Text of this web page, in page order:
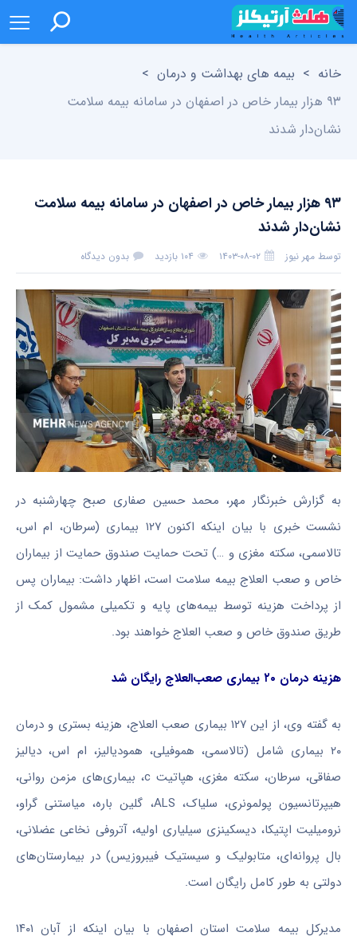
خانه > بیمه های بهداشت و درمان >
۹۳ هزار بیمار خاص در اصفهان در سامانه بیمه سلامت
نشان‌دار شدند
۹۳ هزار بیمار خاص در اصفهان در سامانه بیمه سلامت
نشان‌دار شدند
توسط مهر نیوز ۱۴۰۳-۰۸-۰۲ ۱۰۴ بازدید بدون دیدگاه
به گزارش خبرنگار مهر، محمد حسین صفاری صبح چهارشنبه در
نشست خبری با بیان اینکه اکنون ۱۲۷ بیماری (سرطان، ام اس،
تالاسمی، سکته مغزی و …) تحت حمایت صندوق حمایت از بیماران
خاص و صعب العلاج بیمه سلامت است، اظهار داشت: بیماران پس
از پرداخت هزینه توسط بیمه‌های پایه و تکمیلی مشمول کمک از
طریق صندوق خاص و صعب العلاج خواهند بود.
هزینه درمان ۲۰ بیماری صعب‌العلاج رایگان شد
به گفته وی، از این ۱۲۷ بیماری صعب العلاج، هزینه بستری و درمان
۲۰ بیماری شامل (تالاسمی، هموفیلی، همودیالیز، ام اس، دیالیز
صفاقی، سرطان، سکته مغزی، هپاتیت c، بیماری‌های مزمن روانی،
هیپرتانسیون پولمونری، سلیاک، ALS، گلین باره، میاستنی گراو،
نرومیلیت اپتیکا، دیسکینزی سیلیاری اولیه، آتروفی نخاعی عضلانی،
بال پروانه‌ای، متابولیک و سیستیک فیبروزیس) در بیمارستان‌های
دولتی به طور کامل رایگان است.
مدیرکل بیمه سلامت استان اصفهان با بیان اینکه از آبان ۱۴۰۱